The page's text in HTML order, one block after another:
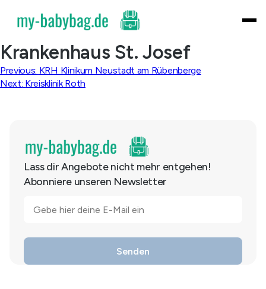
content
Krankenhaus St. Josef
Beitragsnavigation
Previous: KRH Klinikum Neustadt am Rübenberge
Next: Kreisklinik Roth
Lass dir Angebote nicht mehr entgehen!
Abonniere unseren Newsletter